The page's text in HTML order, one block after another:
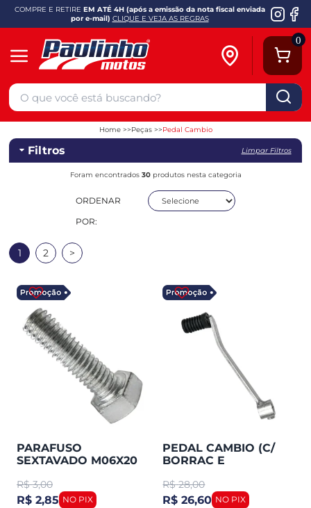
COMPRE E RETIRE EM ATÉ 4H (após a emissão da nota fiscal enviada
por e-mail) CLIQUE E VEJA AS REGRAS
0
Home Peças Pedal Cambio
Filtros Limpar Filtros
Foram encontrados 30produtos nesta categoria
ORDENAR
POR:
1 2 >
PARAFUSO
SEXTAVADO M06X20
UNIVERSAL
SMARTFOX
R$ 3,00
R$ 2,85
PEDAL CAMBIO (C/
BORRAC E
150/160/FAN 160
CROMADO
R$ 28,00
R$ 26,60